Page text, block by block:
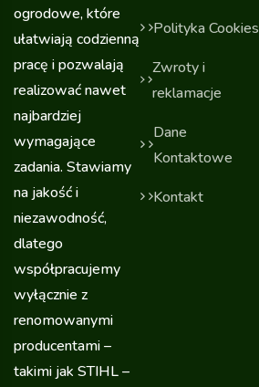
ogrodowe, które
ułatwiają codzienną
pracę i pozwalają
realizować nawet
najbardziej
wymagające
zadania. Stawiamy
na jakość i
niezawodność,
dlatego
współpracujemy
wyłącznie z
renomowanymi
producentami –
takimi jak STIHL –
Polityka Cookies
Zwroty i
reklamacje
Dane
Kontaktowe
Kontakt